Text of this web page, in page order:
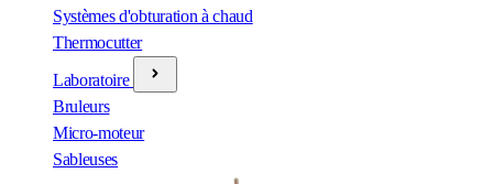
Systèmes d'obturation à chaud
Thermocutter
Laboratoire
Bruleurs
Micro-moteur
Sableuses